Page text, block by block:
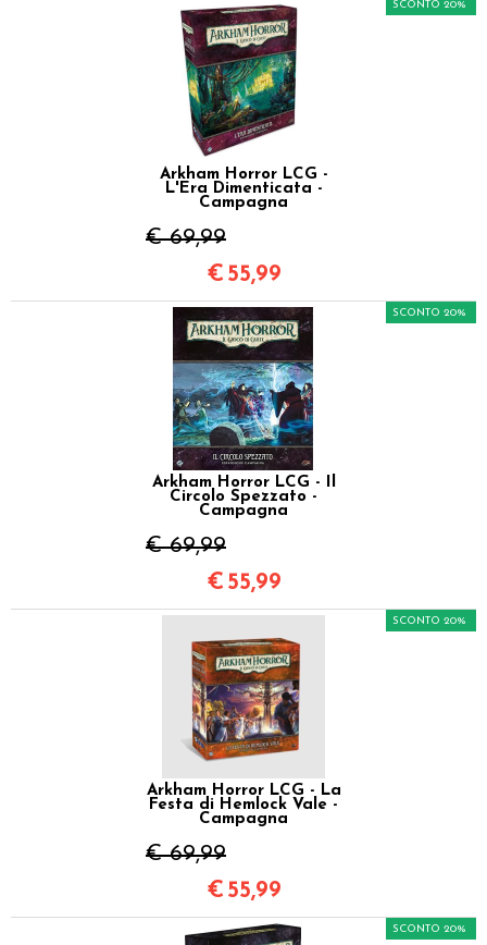
Arkham Horror LCG -
L'Era Dimenticata -
Campagna
€ 69,99
SCONTO 20%
€ 55,99
Arkham Horror LCG - Il
Circolo Spezzato -
Campagna
€ 69,99
SCONTO 20%
€ 55,99
Arkham Horror LCG - La
Festa di Hemlock Vale -
Campagna
€ 69,99
SCONTO 20%
€ 55,99
SCONTO 20%